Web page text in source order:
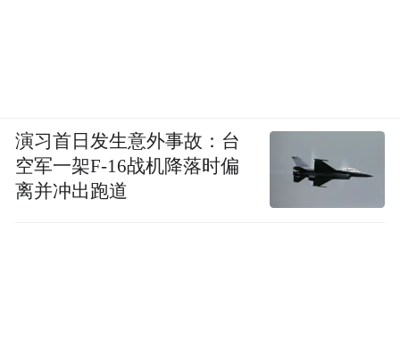
演习首日发生意外事故：台
空军一架F-16战机降落时偏
离并冲出跑道